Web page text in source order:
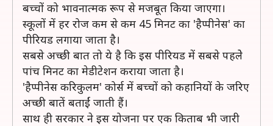
बच्चों को भावनात्मक रूप से मजबूत किया जाएगा।
स्कूलों में हर रोज कम से कम 45 मिनट का 'हैप्पीनेस' का
पीरियड लगाया जाता है।
सबसे अच्छी बात तो ये है कि इस पीरियड में सबसे पहलेे
पांच मिनट का मेडीटेशन कराया जाता है।
'हैप्पीनेस करिकुलम' कोर्स में बच्चों को कहानियों के जरिए
अच्छी बातें बताईं जाती हैं।
साथ ही सरकार ने इस योजना पर एक किताब भी जारी